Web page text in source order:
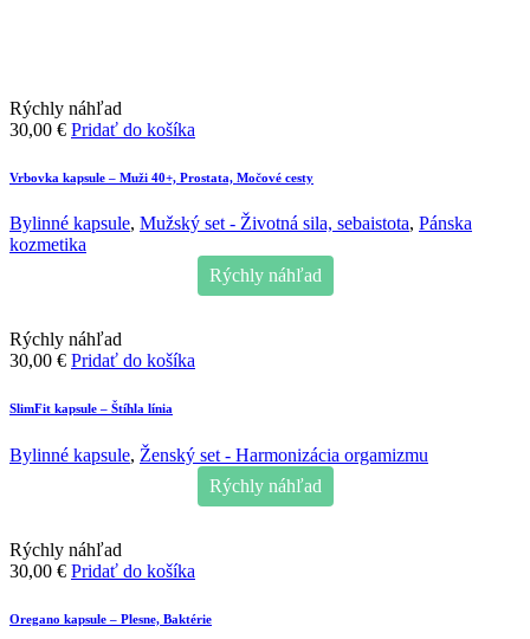
Rýchly náhľad
30,00 € Pridať do košíka
Vrbovka kapsule – Muži 40+, Prostata, Močové cesty
Bylinné kapsule, Mužský set - Životná sila, sebaistota, Pánska
kozmetika
Rýchly náhľad
Rýchly náhľad
30,00 € Pridať do košíka
SlimFit kapsule – Štíhla línia
Bylinné kapsule, Ženský set - Harmonizácia orgamizmu
Rýchly náhľad
Rýchly náhľad
30,00 € Pridať do košíka
Oregano kapsule – Plesne, Baktérie